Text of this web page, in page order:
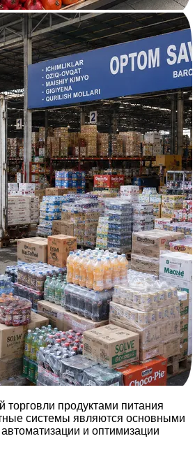
торговли продуктами питания
системы являются основными
и оптимизации